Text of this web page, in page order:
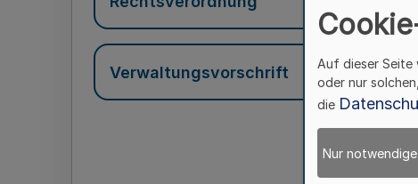
Verwaltungsvorschrift
Auf dieser Seite
oder nur
die
Nur